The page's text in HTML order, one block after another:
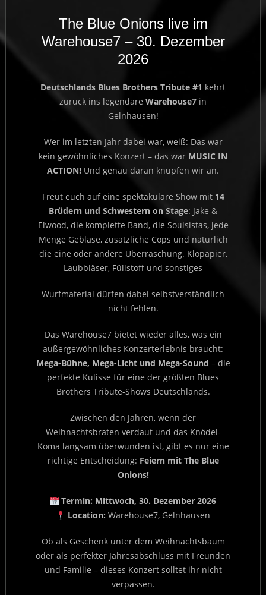
The Blue Onions live im
Warehouse7 – 30. Dezember
2026
Deutschlands Blues Brothers Tribute #1 kehrt
zurück ins legendäre Warehouse7 in
Gelnhausen!
Wer im letzten Jahr dabei war, weiß: Das war
kein gewöhnliches Konzert – das war MUSIC IN
ACTION! Und genau daran knüpfen wir an.
Freut euch auf eine spektakuläre Show mit 14
Brüdern und Schwestern on Stage: Jake &
Elwood, die komplette Band, die Soulsistas, jede
Menge Gebläse, zusätzliche Cops und natürlich
die eine oder andere Überraschung. Klopapier,
Laubbläser, Füllstoff und sonstiges
Wurfmaterial dürfen dabei selbstverständlich
nicht fehlen.
Das Warehouse7 bietet wieder alles, was ein
außergewöhnliches Konzerterlebnis braucht:
Mega-Bühne, Mega-Licht und Mega-Sound – die
perfekte Kulisse für eine der größten Blues
Brothers Tribute-Shows Deutschlands.
Zwischen den Jahren, wenn der
Weihnachtsbraten verdaut und das Knödel-
Koma langsam überwunden ist, gibt es nur eine
richtige Entscheidung: Feiern mit The Blue
Onions!
Termin: Mittwoch, 30. Dezember 2026
Location: Warehouse7, Gelnhausen
Ob als Geschenk unter dem Weihnachtsbaum
oder als perfekter Jahresabschluss mit Freunden
und Familie – dieses Konzert solltet ihr nicht
verpassen.